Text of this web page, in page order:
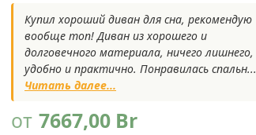
Купил хороший диван для сна, рекомендую
вообще топ! Диван из хорошего и
долговечного материала, ничего лишнего,
удобно и практично. Понравилась спальн...
Читать далее...
от 7667,00 Br